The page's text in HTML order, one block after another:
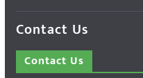
Contact Us
Contact Us